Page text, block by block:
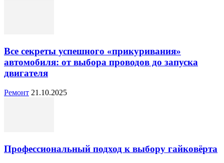
Все секреты успешного «прикуривания»
автомобиля: от выбора проводов до запуска
двигателя
Ремонт 21.10.2025
Профессиональный подход к выбору гайковёрта